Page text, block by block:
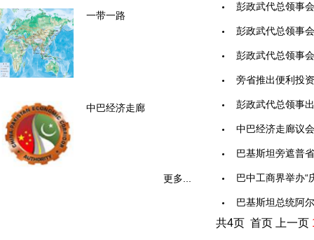
一带一路
中巴经济走廊
更多...
彭政武代总领事
彭政武代总领事
彭政武代总领事
旁省推出便利投
彭政武代总领事
中巴经济走廊议
巴基斯坦旁遮普
巴中工商界举办“
巴基斯坦总统阿
共4页 首页 上一页